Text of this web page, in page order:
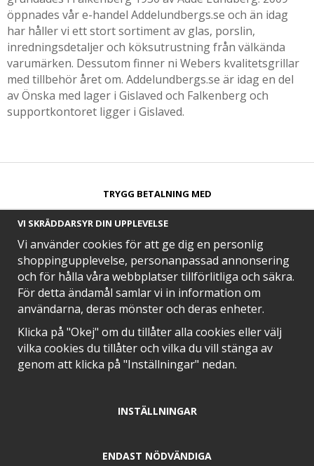
öppnades vår e-handel Addelundbergs.se och än idag
har håller vi ett stort sortiment av glas, porslin,
inredningsdetaljer och köksutrustning från välkända
varumärken. Dessutom finner ni Webers kvalitetsgrillar
med tillbehör året om. Addelundbergs.se är idag en del
av Önska med lager i Gislaved och Falkenberg och
supportkontoret ligger i Gislaved.
TRYGG BETALNING MED​
SNABB LEVERANS MED
EN DEL AV
VI SKRÄDDARSYR DIN UPPLEVELSE
Vi använder cookies för att ge dig en personlig
shoppingupplevelse, personanpassad annonsering
och för hålla våra webbplatser tillförlitliga och säkra.
För detta ändamål samlar vi in information om
användarna, deras mönster och deras enheter.
Klicka på "Okej" om du tillåter alla cookies eller välj
vilka cookies du tillåter och vilka du vill stänga av
genom att klicka på "Inställningar" nedan.
INSTÄLLNINGAR
ENDAST NÖDVÄNDIGA